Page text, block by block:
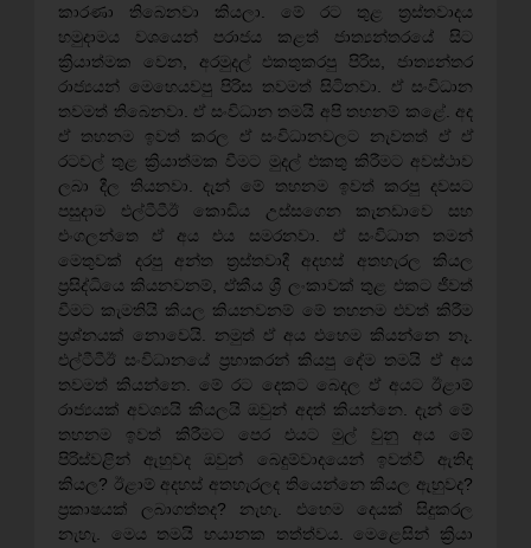
කාරණා තිබෙනවා කියලා. මේ රට තුළ ත්‍රස්තවාදය
හමුදාමය වශයෙන් පරාජය කළත් ජාත්‍යන්තරයේ සිට
ක්‍රියාත්මක වෙන, අරමුදල් එකතුකරපු පිරිස, ජාත්‍යන්තර
රාජ්‍යයන් මෙහෙයවපු පිරිස තවමත් සිටිනවා. ඒ සංවිධාන
තවමත් තිබෙනවා. ඒ සංවිධාන තමයි අපි තහනම් කළේ. අද
ඒ තහනම ඉවත් කරල ඒ සංවිධානවලට නැවතත් ඒ ඒ
රටවල් තුළ ක්‍රියාත්මක වීමට මුදල් එකතු කිරීමට අවස්ථාව
ලබා දීල තියනවා. දැන් මේ තහනම ඉවත් කරපු දවසට
පසුදාම එල්ටීටීඊ කොඩිය උස්සගෙන කැනඩාවෙ සහ
එංගලන්තෙ ඒ අය එය සමරනවා. ඒ සංවිධාන තමන්
මෙතුවක් දරපු අන්ත ත්‍රස්තවාදී අදහස් අතහැරල කියල
ප්‍රසිද්ධියෙ කියනවනම්, ඒකීය ශ්‍රී ලංකාවක් තුළ එකට ජීවත්
වීමට කැමතියි කියල කියනවනම් මේ තහනම එවත් කිරීම
ප්‍රශ්නයක් නොවෙයි. නමුත් ඒ අය එහෙම කියන්නෙ නෑ.
එල්ටීටීඊ සංවිධානයේ ප්‍රභාකරන් කියපු දේම තමයි ඒ අය
තවමත් කියන්නෙ. මේ රට දෙකට බෙදල ඒ අයට ඊළාම්
රාජ්‍යයක් අවශ්‍යයි කියලයි ඔවුන් අදත් කියන්නෙ. දැන් මේ
තහනම ඉවත් කිරීමට පෙර එයට මුල් වුනු අය මේ
පිරිස්වළින් ඇහුවද ඔවුන් බෙදුම්වාදයෙන් ඉවත්වී ඇතිද
කියල? ඊළාම් අදහස් අතහැරලද තියෙන්නෙ කියල ඇහුවද?
ප්‍රකාෂයක් ලබාගත්තද? නැහැ. එහෙම දෙයක් සිදුකරල
නැහැ. මෙය තමයි භයානක තත්ත්වය. මෙළෙසින් ක්‍රියා